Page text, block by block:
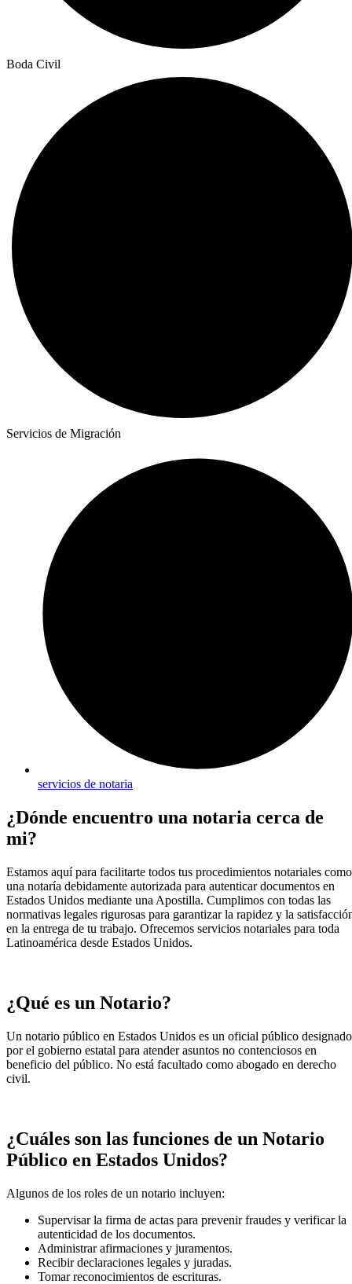
Boda Civil
Servicios de Migración
servicios de notaria
¿Dónde encuentro una notaria cerca de
mi?
Estamos aquí para facilitarte todos tus procedimientos notariales como
una notaría debidamente autorizada para autenticar documentos en
Estados Unidos mediante una Apostilla. Cumplimos con todas las
normativas legales rigurosas para garantizar la rapidez y la
en la entrega de tu trabajo. Ofrecemos servicios notariales para toda
Latinoamérica desde Estados Unidos.
¿Qué es un Notario?
Un notario público en Estados Unidos es un oficial público designado
por el gobierno estatal para atender asuntos no contenciosos en
beneficio del público. No está facultado como abogado en derecho
civil.
¿Cuáles son las funciones de un Notario
Público en Estados Unidos?
Algunos de los roles de un notario incluyen:
Supervisar la firma de actas para prevenir fraudes y verificar la
autenticidad de los documentos.
Administrar afirmaciones y juramentos.
Recibir declaraciones legales y juradas.
Tomar reconocimientos de escrituras.